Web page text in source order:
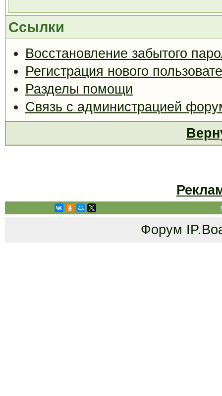
Ссылки
Восстановление забытого
Регистрация нового
Разделы помощи
Связь с администрацией
Форум